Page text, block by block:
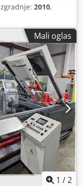
2010,
Mali oglas
1 /2